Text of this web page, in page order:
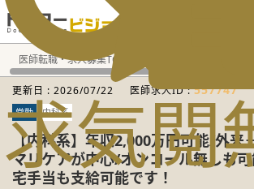
電話でのお問い合わせ：平
求気閲
医師転職・求人募集TOP
更新日 : 2026/07/22 医師求人ID :557747
常勤 内科系
【内科系】年収2,000万円可能/外来
マリケアが中心/オンコール無しも
宅手当も支給可能です！